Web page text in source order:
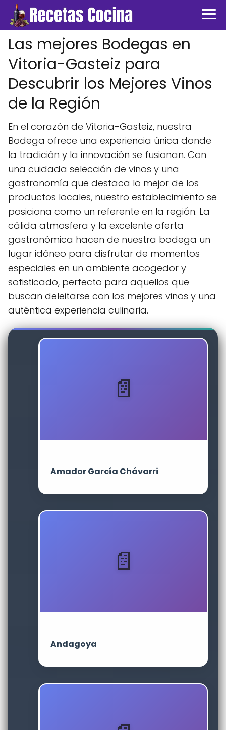
Las mejores Bodegas en
Vitoria-Gasteiz para
Descubrir los Mejores Vinos
de la Región
En el corazón de Vitoria-Gasteiz, nuestra
Bodega ofrece una experiencia única donde
la tradición y la innovación se fusionan. Con
una cuidada selección de vinos y una
gastronomía que destaca lo mejor de los
productos locales, nuestro establecimiento se
posiciona como un referente en la región. La
cálida atmosfera y la excelente oferta
gastronómica hacen de nuestra bodega un
lugar idóneo para disfrutar de momentos
especiales en un ambiente acogedor y
sofisticado, perfecto para aquellos que
buscan deleitarse con los mejores vinos y una
auténtica experiencia culinaria.
Amador García Chávarri
Andagoya